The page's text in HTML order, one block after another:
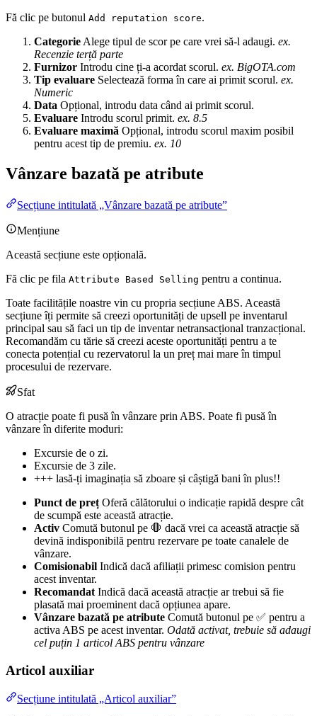
Fă clic pe butonul Add reputation score.
Categorie Alege tipul de scor pe care vrei să-l adaugi. ex.
Recenzie terță parte
Furnizor Introdu cine ți-a acordat scorul. ex. BigOTA.com
Tip evaluare Selectează forma în care ai primit scorul. ex.
Numeric
Data Opțional, introdu data când ai primit scorul.
Evaluare Introdu scorul primit. ex. 8.5
Evaluare maximă Opțional, introdu scorul maxim posibil
pentru acest tip de premiu. ex. 10
Vânzare bazată pe atribute
Secțiune intitulată „Vânzare bazată pe atribute”
Mențiune
Această secțiune este opțională.
Fă clic pe fila Attribute Based Selling pentru a continua.
Toate facilitățile noastre vin cu propria secțiune ABS. Această
secțiune îți permite să creezi oportunități de upsell pe inventarul
principal sau să faci un tip de inventar netransacțional tranzacțional.
Recomandăm cu tărie să creezi aceste oportunități pentru a te
conecta potențial cu rezervatorul la un preț mai mare în timpul
procesului de rezervare.
Sfat
O atracție poate fi pusă în vânzare prin ABS. Poate fi pusă în
vânzare în diferite moduri:
Excursie de o zi.
Excursie de 3 zile.
+++ lasă-ți imaginația să zboare și câștigă bani în plus!!
Punct de preț Oferă călătorului o indicație rapidă despre cât
de scumpă este această atracție.
Activ Comută butonul pe 🛑 dacă vrei ca această atracție să
devină indisponibilă pentru rezervare pe toate canalele de
vânzare.
Comisionabil Indică dacă afiliații primesc comision pentru
acest inventar.
Recomandat Indică dacă această atracție ar trebui să fie
plasată mai proeminent dacă opțiunea apare.
Vânzare bazată pe atribute Comută butonul pe ✅ pentru a
activa ABS pe acest inventar. Odată activat, trebuie să adaugi
cel puțin 1 articol ABS pentru vânzare
Articol auxiliar
Secțiune intitulată „Articol auxiliar”